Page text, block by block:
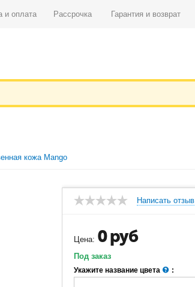
и оплата Рассрочка Гарантия и возврат
кожа Mango
Написать отзыв
Цена: 0руб
Под заказ
Укажите название цвета :